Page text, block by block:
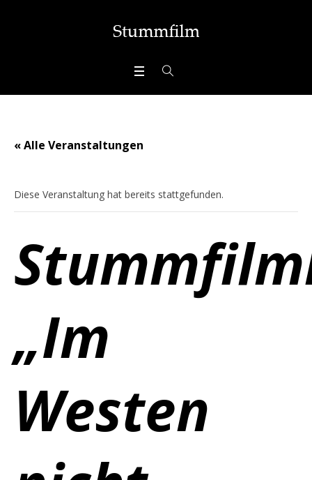
« Alle Veranstaltungen
Diese Veranstaltung hat bereits stattgefunden.
„Im
Westen